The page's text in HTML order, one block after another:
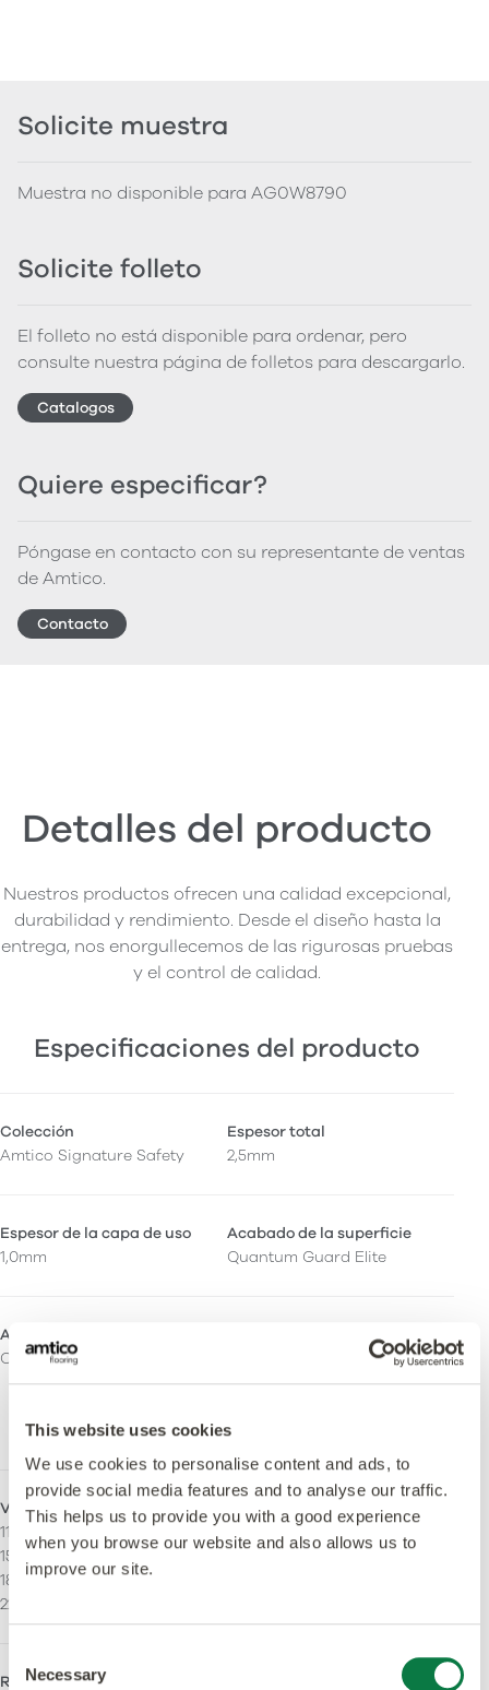
This website uses cookies
We use cookies to personalise content and ads, to
provide social media features and to analyse our traffic.
This helps us to provide you with a good experience
when you browse our website and also allows us to
improve our site.
Selection
Necessary
Solicite muestra
Muestra no disponible para AG0W8790
Solicite folleto
El folleto no está disponible para ordenar, pero
consulte nuestra página de folletos para descargarlo.
Catalogos
Quiere especificar?
Póngase en contacto con su representante de ventas
de Amtico.
Contacto
Detalles del producto
Nuestros productos ofrecen una calidad excepcional,
durabilidad y rendimiento. Desde el diseño hasta la
entrega, nos enorgullecemos de las rigurosas pruebas
y el control de calidad.
Especificaciones del producto
Colección
Amtico Signature Safety
Espesor total
2,5mm
Espesor de la capa de uso
1,0mm
Acabado de la superficie
Quantum Guard Elite
Acabado superficial
Ceramic
Libra de orto-ftalato
Sí - Fabricado utilizando
plastificantes sin
biológico.
Veta continua
114.3 x 914.4 mm
152.4 x 914.4 mm
184.2 x 1219.2 mm
228,6 x 1219,2mm
Tiras
Puede ser instalado con
Resistencia al